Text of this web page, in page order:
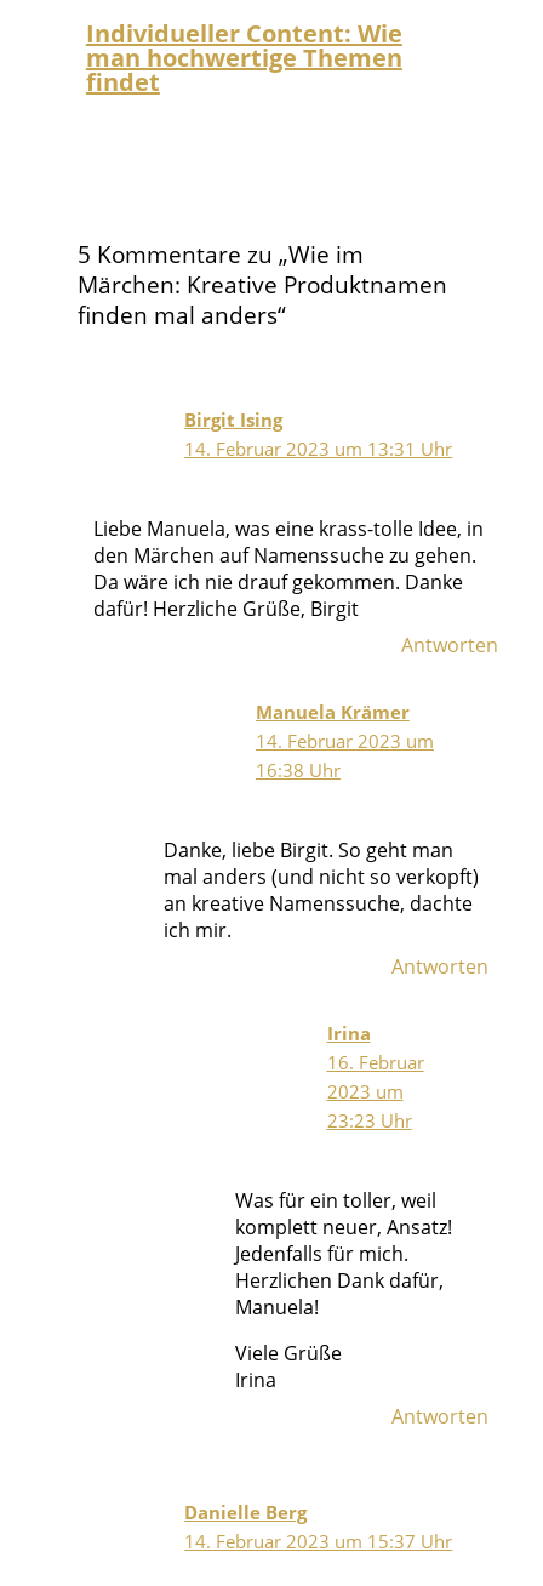
Individueller Content: Wie
man hochwertige Themen
findet
5 Kommentare zu „Wie im
Märchen: Kreative Produktnamen
finden mal anders“
Birgit Ising
14. Februar 2023 um 13:31 Uhr
Liebe Manuela, was eine krass-tolle Idee, in
den Märchen auf Namenssuche zu gehen.
Da wäre ich nie drauf gekommen. Danke
dafür! Herzliche Grüße, Birgit
Antworten
Manuela Krämer
14. Februar 2023 um
16:38 Uhr
Danke, liebe Birgit. So geht man
mal anders (und nicht so verkopft)
an kreative Namenssuche, dachte
ich mir.
Antworten
Irina
16. Februar
2023 um
23:23 Uhr
Was für ein toller, weil
komplett neuer, Ansatz!
Jedenfalls für mich.
Herzlichen Dank dafür,
Manuela!
Viele Grüße
Irina
Antworten
Danielle Berg
14. Februar 2023 um 15:37 Uhr